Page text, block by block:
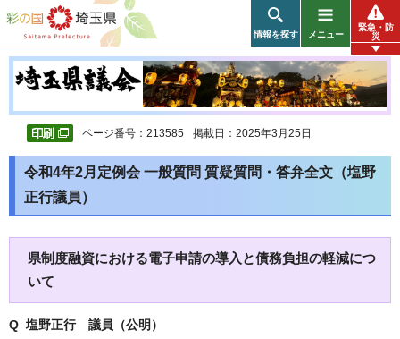
彩の国 埼玉県
情報を探す メニュー
緊急・防
災
ページ番号：213585 掲載日：2025年3月25日
令和4年2月定例会 一般質問 質疑質問・答弁全文（塩野
正行議員）
県制度融資における電子申請の導入と債務負担の軽減につ
いて
Q 塩野正行 議員（公明）